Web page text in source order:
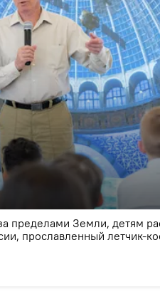
пределами Земли, детям
прославленный летчик-